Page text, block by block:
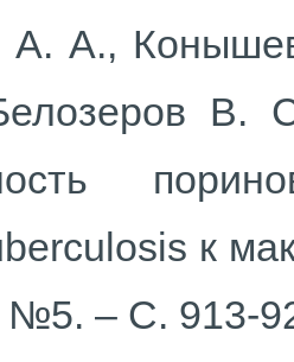
А. А.,
В.
к
№5. – С. 913-